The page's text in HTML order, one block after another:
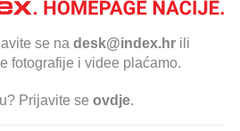
se na desk@index.hr ili
fotografije i videe plaćamo.
Prijavite se ovdje.